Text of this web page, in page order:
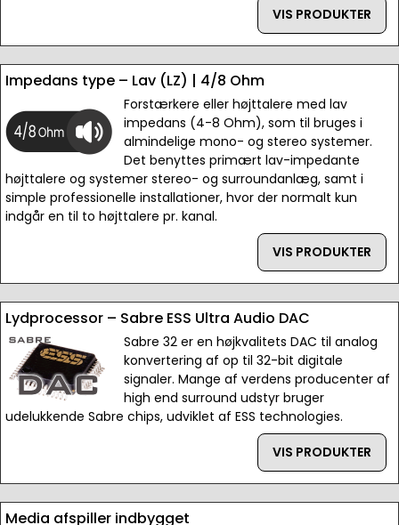
VIS PRODUKTER
Impedans type – Lav (LZ) | 4/8 Ohm
Forstærkere eller højttalere med lav
impedans (4-8 Ohm), som til bruges i
almindelige mono- og stereo systemer.
Det benyttes primært lav-impedante
højttalere og systemer stereo- og surroundanlæg, samt i
simple professionelle installationer, hvor der normalt kun
indgår en til to højttalere pr. kanal.
VIS PRODUKTER
Lydprocessor – Sabre ESS Ultra Audio DAC
Sabre 32 er en højkvalitets DAC til analog
konvertering af op til 32-bit digitale
signaler. Mange af verdens producenter af
high end surround udstyr bruger
udelukkende Sabre chips, udviklet af ESS technologies.
VIS PRODUKTER
Media afspiller indbygget